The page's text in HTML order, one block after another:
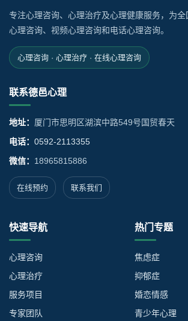
专注心理咨询、心理治疗及心理健康服务，为
心理咨询、视频心理咨询和电话心理咨询。
心理咨询 · 心理治疗 · 在线心理咨询
联系德邑心理
地址： 厦门市思明区湖滨中路549号国贸春天
电话： 0592-2113355
微信： 18965815886
在线预约 联系我们
快速导航
心理咨询
心理治疗
服务项目
专家团队
热门专题
焦虑症
抑郁症
婚恋情感
青少年心理